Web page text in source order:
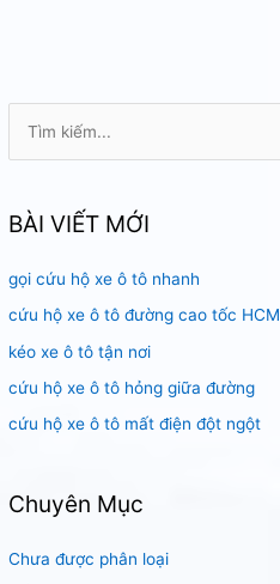
k
ế
m
:
BÀI VIẾT MỚI
gọi cứu hộ xe ô tô nhanh
cứu hộ xe ô tô đường cao tốc HCM
kéo xe ô tô tận nơi
cứu hộ xe ô tô hỏng giữa đường
cứu hộ xe ô tô mất điện đột ngột
Chuyên Mục
Chưa được phân loại
tín